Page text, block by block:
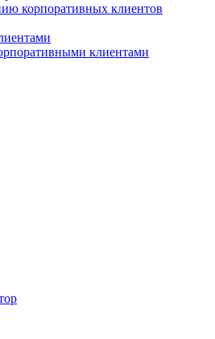
корпоративных клиентов
клиентами